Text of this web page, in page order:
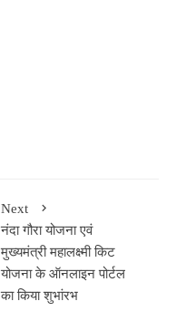
Next
नंदा गौरा योजना एवं
मुख्यमंत्री महालक्ष्मी किट
योजना के ऑनलाइन पोर्टल
का किया शुभांरभ